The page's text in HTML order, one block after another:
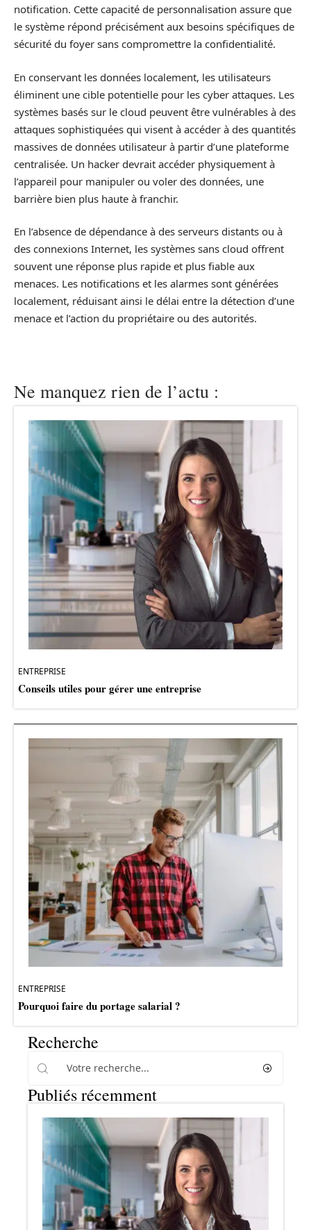
notification. Cette capacité de personnalisation assure que
le système répond précisément aux besoins spécifiques de
sécurité du foyer sans compromettre la confidentialité.
En conservant les données localement, les utilisateurs
éliminent une cible potentielle pour les cyber attaques. Les
systèmes basés sur le cloud peuvent être vulnérables à des
attaques sophistiquées qui visent à accéder à des quantités
massives de données utilisateur à partir d’une plateforme
centralisée. Un hacker devrait accéder physiquement à
l’appareil pour manipuler ou voler des données, une
barrière bien plus haute à franchir.
En l’absence de dépendance à des serveurs distants ou à
des connexions Internet, les systèmes sans cloud offrent
souvent une réponse plus rapide et plus fiable aux
menaces. Les notifications et les alarmes sont générées
localement, réduisant ainsi le délai entre la détection d’une
menace et l’action du propriétaire ou des autorités.
Ne manquez rien de l’actu :
ENTREPRISE
Conseils utiles pour gérer une entreprise
ENTREPRISE
Pourquoi faire du portage salarial ?
Recherche
Publiés récemment